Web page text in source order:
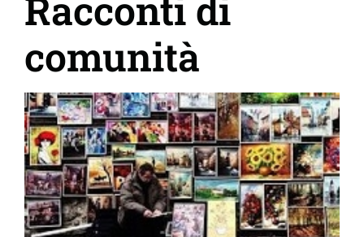
comunità